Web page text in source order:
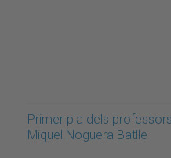
Primer pla dels
Miquel Noguera Batlle